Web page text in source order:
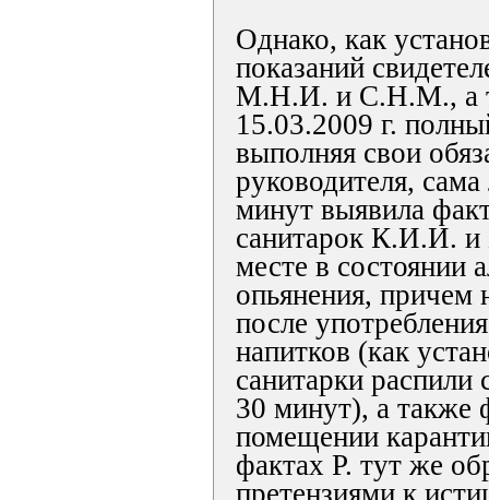
Однако, как
показаний
М.Н.И. и С.Н.М., а
15.03.2009 г.
выполняя свои
руководителя,
минут выявила
санитарок К.И.И.
месте в состоянии
опьянения, причем
после
напитков (как
санитарки распили
30 минут), а также
помещении
фактах Р. тут же
претензиями к